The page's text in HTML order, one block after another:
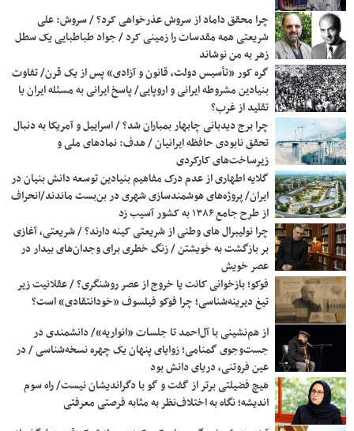
چرا محقق داماد از سروش عذرخواهی کرد؟ / سروش: علی
شریعتی همه مقدسات را زمینی کرد / جواد طباطبایی یک سطل
زهر به من نوشاند
گره کور «تأسیس دولت، قانون و آزادی» پس از یک قرن/ تفاوت
بنیادین مشروطه ایرانی و اروپایی/ پاسخ ایرانی به مسئله ایران یا
تقلید از غرب؟
چرا برج دیدبانی چابهار بمباران شد؟ / اسراییل و آمریکا به دنبال
تحقق نابودی حافظه ایرانیان / هدف: نمادهای ملی و
زیرساخت‌های کارکردی
گلایه اطهاری از عدم درک مفاهیم بنیادین توسعه دانش بنیان در
ایران/ پروژه‌های هوشمندسازی شهری در بن‌بست ماندند/انحراف
از طرح جامع ۱۳۸۶ به کشور آسیب زد
چرا نولیبرال های وطنی از شریعتی کینه دارند؟ / شریعتی، آغازی
بر بازگشت به خویشتن / زنگ خطری برای وجدان‌های بیدار در
عصر خویش
فوکو؛ بازخوانی کانت یا خروج از عصر روشنگری؟ / عقلانیت زیر
تیغ دیرینه‌شناسی؛ چرا فوکو فیلسوف «خودانتقادی» است؟
از هم‌نشینی با آل‌احمد تا جلسات «انواریه»/ دانشمندی در
جست‌وجوی گمنامی؛ زوایای پنهان یک چهره نسخه‌شناسی / در
عین فروتنی، دریای دانش بود
هیچ فضیلتی برتر از گفت و گو با دگراندیشان نیست/ راه سوم
اندیشه؛ نگاه به اختلاف‌نظر به مثابه فرصتی معرفتی